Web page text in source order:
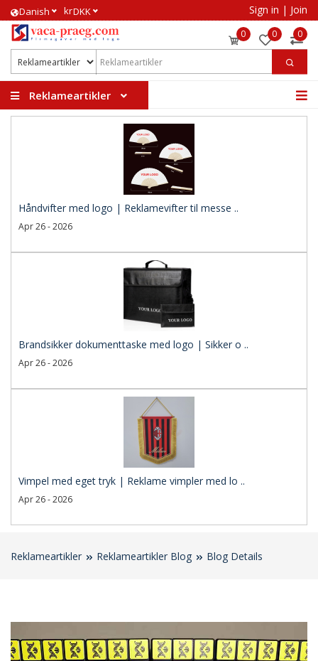
​Danish krDKK Sign in | Join
0 0 0
Reklameartikler
Håndvifter med logo | Reklamevifter til messe ..
Apr 26 - 2026
Brandsikker dokumenttaske med logo | Sikker o ..
Apr 26 - 2026
Vimpel med eget tryk | Reklame vimpler med lo ..
Apr 26 - 2026
Reklameartikler Reklameartikler Blog Blog Details